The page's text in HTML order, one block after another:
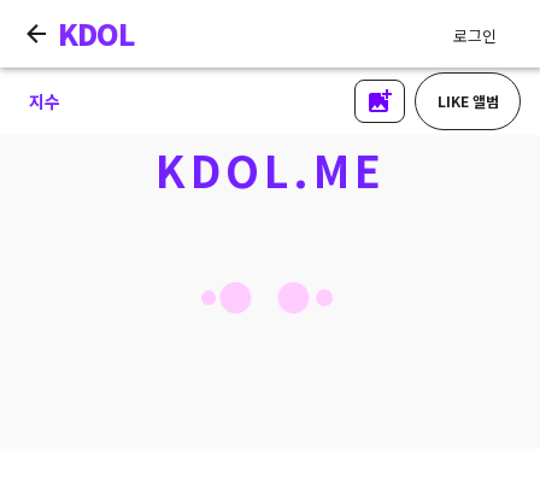
KDOL 로그인
지수 LIKE 앨범
KDOL.ME